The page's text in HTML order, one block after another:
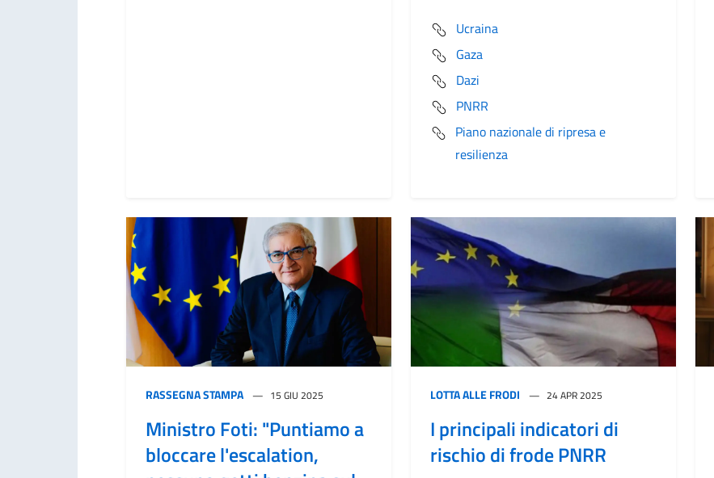
Ucraina
Gaza
Dazi
PNRR
Piano nazionale di ripresa e
resilienza
RASSEGNA STAMPA 15 GIU 2025
Ministro Foti: "Puntiamo a
bloccare l'escalation,
LOTTA ALLE FRODI 24 APR 2025
I principali indicatori di
rischio di frode PNRR